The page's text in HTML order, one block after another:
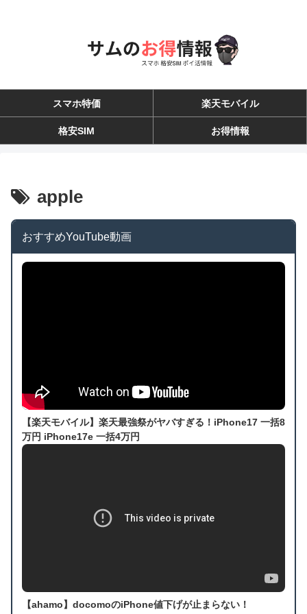
スマホ特価 楽天モバイル
格安SIM お得情報
apple
おすすめYouTube動画
【楽天モバイル】楽天最強祭がヤバすぎる！iPhone17 一括8
万円 iPhone17e 一括4万円
【ahamo】docomoのiPhone値下げが止まらない！